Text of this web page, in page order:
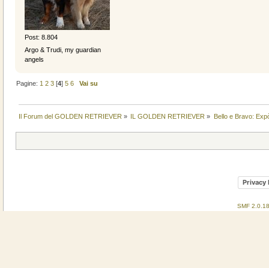
Post: 8.804
Argo & Trudi, my guardian
angels
Pagine:1 2 3 [4]5 6 Vai su
Il Forum del GOLDEN RETRIEVER » IL GOLDEN RETRIEVER » Bello e Bravo:
Privacy
SMF 2.0.18